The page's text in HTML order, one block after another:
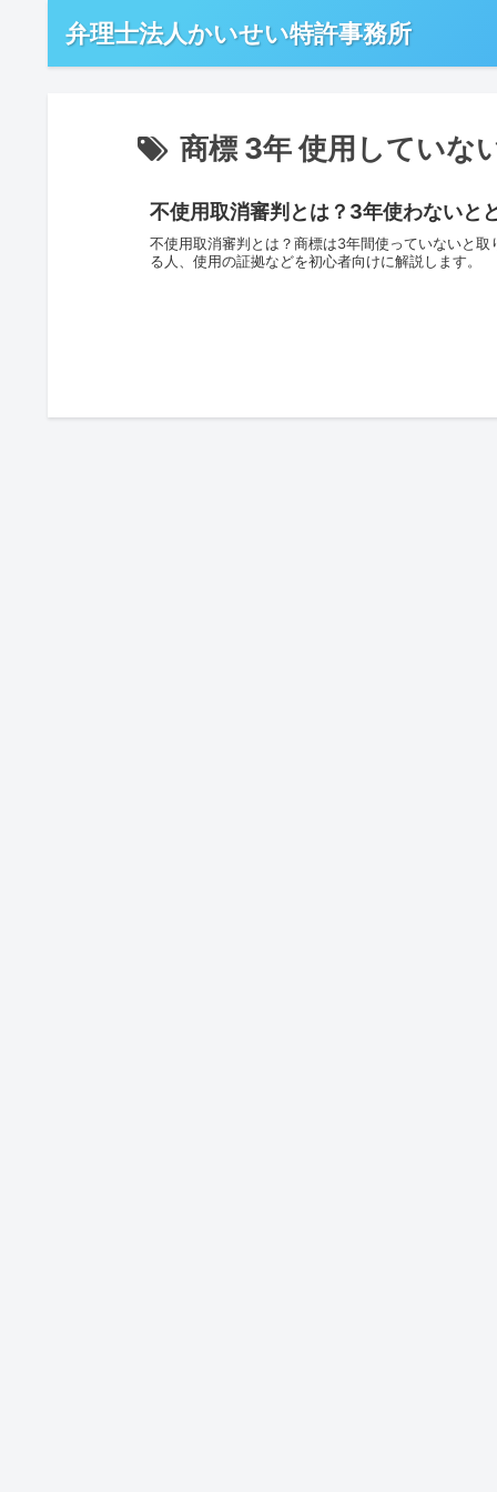
弁理士法人かいせい特許事務所
商標 3年 使用していな
不使用取消審判とは？3年使わないと
不使用取消審判とは？商標は3年間使っていないと
る人、使用の証拠などを初心者向けに解説します。